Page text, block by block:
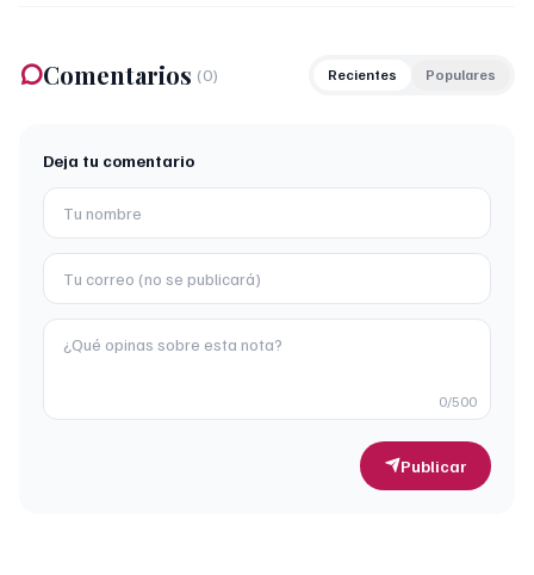
Comentarios (0) Recientes Populares
Deja tu comentario
0/500
Publicar